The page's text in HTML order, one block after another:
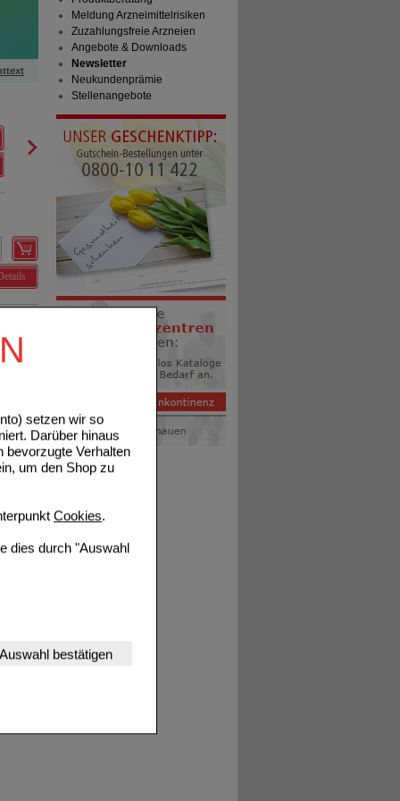
setzen wir so
Darüber hinaus
bevorzugte Verhalten
um den Shop zu
Cookies.
dies durch "Auswahl
Website
werden kann.
(z.B.
Website aber
Auswahl bestätigen
NICORETTE Kaugummi 2 mg freshmint
Kenvue Germany GmbH (OTC)
17594133
210St Kaugummi
Details
Meldung Arzneimittelrisiken
Zuzahlungsfreie Arzneien
Angebote & Downloads
Newsletter
Neukundenprämie
Stellenangebote